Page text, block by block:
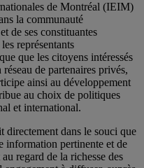
de Montréal (IEIM)
la communauté
de ses constituantes
représentants
que les citoyens intéressés
de partenaires privés,
ainsi au développement
au choix de politiques
et international.
directement dans le souci que
information pertinente et de
regard de la richesse des